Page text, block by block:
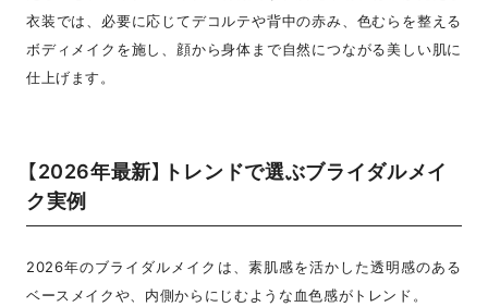
衣装では、必要に応じてデコルテや背中の赤み、色むらを整える
ボディメイクを施し、顔から身体まで自然につながる美しい肌に
仕上げます。
【2026年最新】トレンドで選ぶブライダルメイ
ク実例
2026年のブライダルメイクは、素肌感を活かした透明感のある
ベースメイクや、内側からにじむような血色感がトレンド。